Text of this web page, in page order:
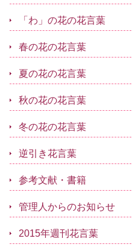
「わ」の花の花言葉
春の花の花言葉
夏の花の花言葉
秋の花の花言葉
冬の花の花言葉
逆引き花言葉
参考文献・書籍
管理人からのお知らせ
2015年週刊花言葉